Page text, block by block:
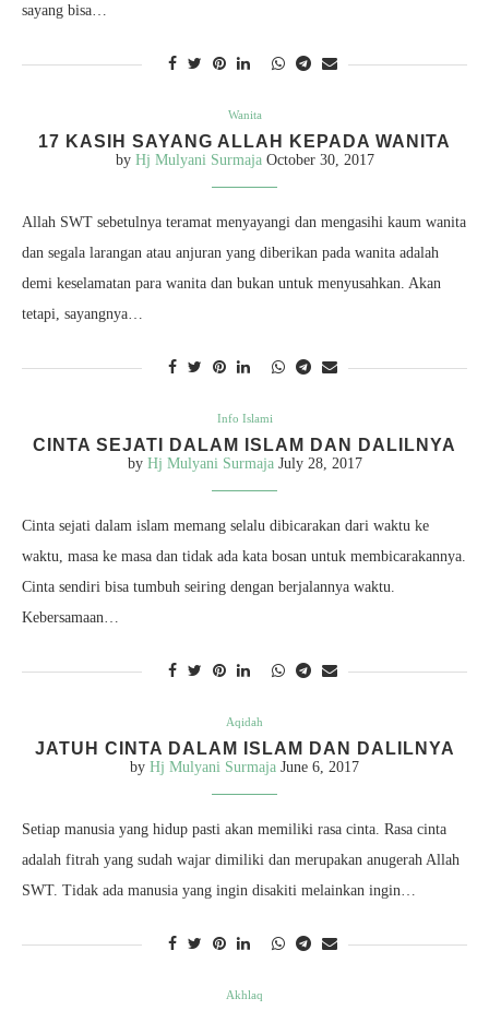
sayang bisa…
Wanita
17 KASIH SAYANG ALLAH KEPADA WANITA
by Hj Mulyani Surmaja October 30, 2017
Allah SWT sebetulnya teramat menyayangi dan mengasihi kaum wanita
dan segala larangan atau anjuran yang diberikan pada wanita adalah
demi keselamatan para wanita dan bukan untuk menyusahkan. Akan
tetapi, sayangnya…
Info Islami
CINTA SEJATI DALAM ISLAM DAN DALILNYA
by Hj Mulyani Surmaja July 28, 2017
Cinta sejati dalam islam memang selalu dibicarakan dari waktu ke
waktu, masa ke masa dan tidak ada kata bosan untuk membicarakannya.
Cinta sendiri bisa tumbuh seiring dengan berjalannya waktu.
Kebersamaan…
Aqidah
JATUH CINTA DALAM ISLAM DAN DALILNYA
by Hj Mulyani Surmaja June 6, 2017
Setiap manusia yang hidup pasti akan memiliki rasa cinta. Rasa cinta
adalah fitrah yang sudah wajar dimiliki dan merupakan anugerah Allah
SWT. Tidak ada manusia yang ingin disakiti melainkan ingin…
Akhlaq